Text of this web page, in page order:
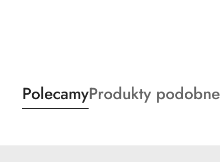
Produkty
o
PolecamyProdukty
o
Produkty podobne